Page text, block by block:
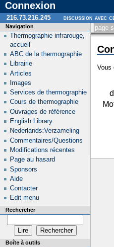
Connexion
page
Vous
Navigation
Thermographie infrarouge,
accueil
ABC de la thermographie
Librairie
Articles
Images
Services de thermographie
Cours de thermographie
Ouvrages de référence
English:Library
Nederlands:Verzameling
Commentaires/Questions
Modifications récentes
Page au hasard
Sponsors
Aide
Contacter
Edit menu
Rechercher
Boîte à outils
216.73.216.245 discussion avec